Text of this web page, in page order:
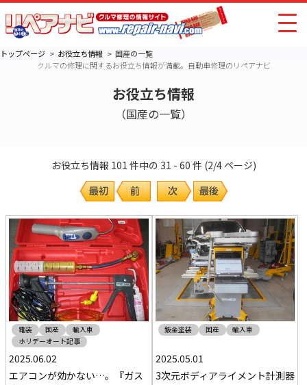
トップページ お役立ち情報
国産の一覧
クルマの修理に関するお役立ち情報が満載。自動車修理のリペアナビ
お役立ち情報
（国産の一覧）
お役立ち情報 101 件中の 31 - 60 件 (2/4 ページ)
電装 国産
輸入車
ホリデーオート記事
2025.06.02
エアコンが効かない…。『ガス
鈑金塗装 国産 輸入車
2025.05.01
3次元ボディアライメント計測器